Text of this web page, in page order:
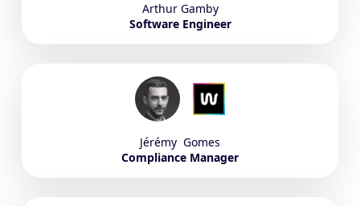
Arthur Gamby
Software Engineer
Jérémy Gomes
Compliance Manager